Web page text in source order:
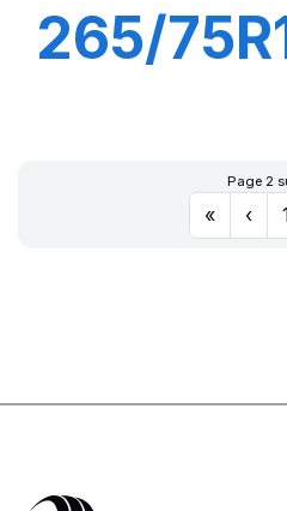
265/
Page 2
« ‹